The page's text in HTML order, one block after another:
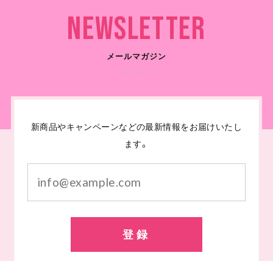
Newsletter
メールマガジン
新商品やキャンペーンなどの最新情報をお届けいたし
ます。
登録